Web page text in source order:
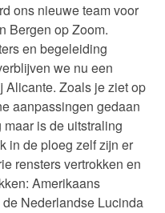
ons nieuwe team voor
Bergen op Zoom.
en begeleiding
we nu een
Alicante. Zoals je ziet op
aanpassingen gedaan
is de uitstraling
in de ploeg zelf zijn er
rensters vertrokken en
Amerikaans
Nederlandse Lucinda